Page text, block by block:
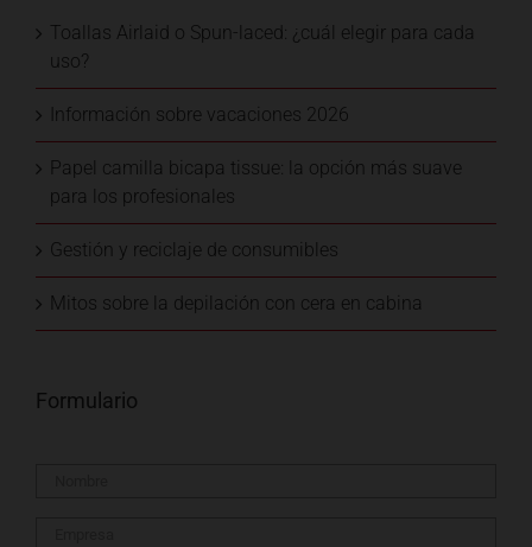
Toallas Airlaid o Spun-laced: ¿cuál elegir para cada
uso?
Información sobre vacaciones 2026
Papel camilla bicapa tissue: la opción más suave
para los profesionales
Gestión y reciclaje de consumibles
Mitos sobre la depilación con cera en cabina
Formulario